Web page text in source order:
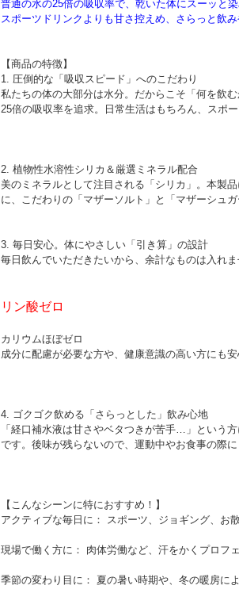
普通の水の25倍の吸収率で、乾いた体にスーッと染
スポーツドリンクよりも甘さ控えめ、さらっと飲み
【商品の特徴】
1. 圧倒的な「吸収スピード」へのこだわり
私たちの体の大部分は水分。だからこそ「何を飲
25倍の吸収率を追求。日常生活はもちろん、スポ
2. 植物性水溶性シリカ＆厳選ミネラル配合
美のミネラルとして注目される「シリカ」。本製
に、こだわりの「マザーソルト」と「マザーシュ
3. 毎日安心。体にやさしい「引き算」の設計
毎日飲んでいただきたいから、余計なものは入れま
リン酸ゼロ
カリウムほぼゼロ
成分に配慮が必要な方や、健康意識の高い方にも安
4. ゴクゴク飲める「さらっとした」飲み心地
「経口補水液は甘さやベタつきが苦手…」という
です。後味が残らないので、運動中やお食事の際
【こんなシーンに特におすすめ！】
アクティブな毎日に： スポーツ、ジョギング、お
現場で働く方に： 肉体労働など、汗をかくプロフ
季節の変わり目に： 夏の暑い時期や、冬の暖房に